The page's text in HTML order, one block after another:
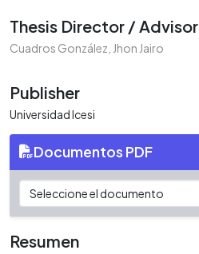
Thesis Director / Advisor
Cuadros González, Jhon Jairo
Publisher
Universidad Icesi
Documentos PDF
Resumen